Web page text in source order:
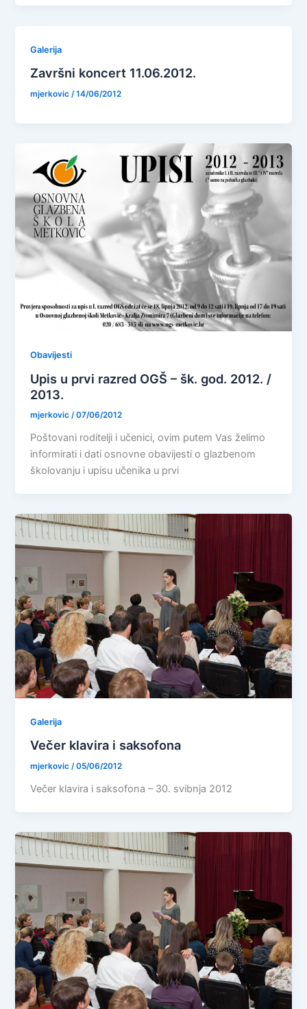
Galerija
Završni koncert 11.06.2012.
mjerkovic/14/06/2012
Obavijesti
Upis u prvi razred OGŠ – šk. god. 2012. /
2013.
mjerkovic/07/06/2012
Poštovani roditelji i učenici, ovim putem Vas želimo
informirati i dati osnovne obavijesti o glazbenom
školovanju i upisu učenika u prvi
Galerija
Večer klavira i saksofona
mjerkovic/05/06/2012
Večer klavira i saksofona – 30. svibnja 2012